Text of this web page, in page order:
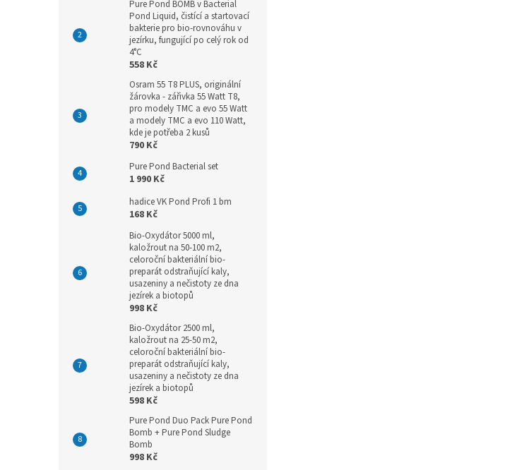
Pure Pond BOMB v Bacterial
Pond Liquid, čistící a startovací
bakterie pro bio-rovnováhu v
jezírku, fungující po celý rok od
4°C
558 Kč
Osram 55 T8 PLUS, originální
žárovka - zářivka 55 Watt T8,
pro modely TMC a evo 55 Watt
a modely TMC a evo 110 Watt,
kde je potřeba 2 kusů
790 Kč
Pure Pond Bacterial set
1 990 Kč
hadice VK Pond Profi 1 bm
168 Kč
Bio-Oxydátor 5000 ml,
kaložrout na 50-100 m2,
celoroční bakteriální bio-
preparát odstraňující kaly,
usazeniny a nečistoty ze dna
jezírek a biotopů
998 Kč
Bio-Oxydátor 2500 ml,
kaložrout na 25-50 m2,
celoroční bakteriální bio-
preparát odstraňující kaly,
usazeniny a nečistoty ze dna
jezírek a biotopů
598 Kč
Pure Pond Duo Pack Pure Pond
Bomb + Pure Pond Sludge
Bomb
998 Kč